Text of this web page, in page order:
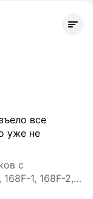
все
уже не
с
1, 168F-2,